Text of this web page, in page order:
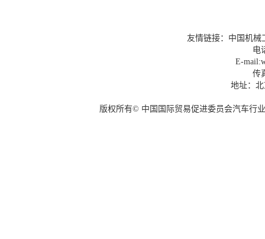
友情链接： 中国机械
电
E-
传
地址：
版权所有© 中国国际贸易促进委员会汽车行